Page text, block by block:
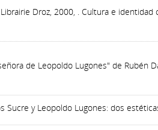
Droz, 2000, . Cultura e identidad
de Leopoldo Lugones" de Rubén
Sucre y Leopoldo Lugones: dos